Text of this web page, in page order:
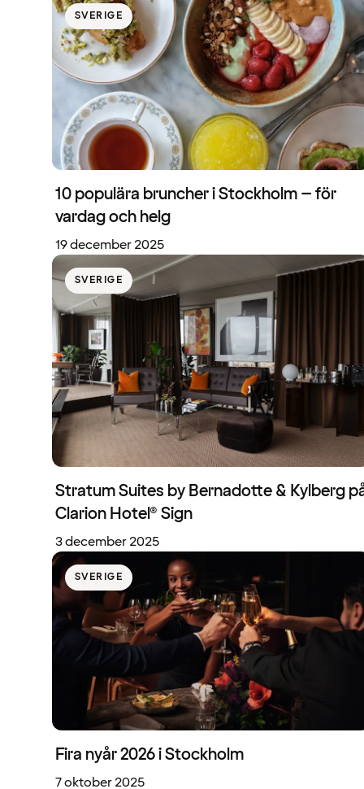
SVERIGE
10 populära bruncher i Stockholm – för
vardag och helg
19 december 2025
SVERIGE
Stratum Suites by Bernadotte & Kylberg
Clarion Hotel® Sign
3 december 2025
SVERIGE
Fira nyår 2026 i Stockholm
7 oktober 2025